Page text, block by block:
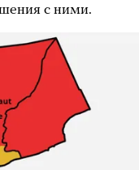
с ними.